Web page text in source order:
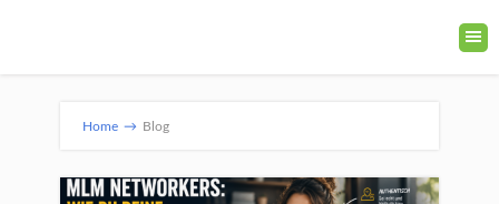
Home → Blog